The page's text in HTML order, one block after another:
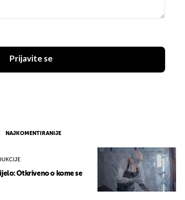
Prijavite se
NAJKOMENTIRANIJE
Otkriveno o kome se